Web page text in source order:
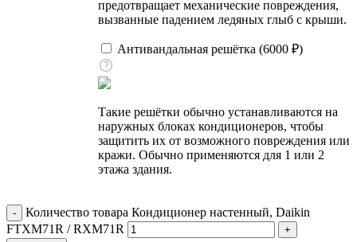
предотвращает механические повреждения,
вызванные падением ледяных глыб с крыши.
Антивандальная решётка (6000 ₽)
Такие решётки обычно устанавливаются на
наружных блоках кондиционеров, чтобы
защитить их от возможного повреждения или
кражи. Обычно применяются для 1 или 2
этажа здания.
Количество товара Кондиционер настенный, Daikin
FTXM71R / RXM71R